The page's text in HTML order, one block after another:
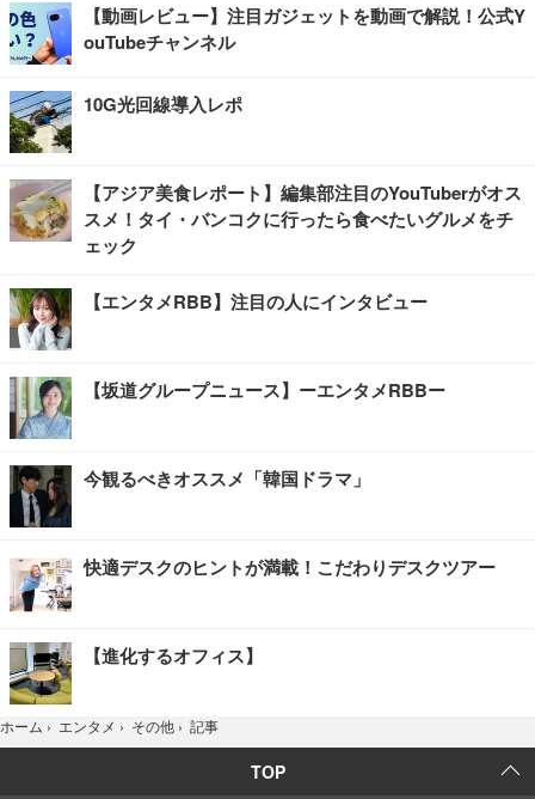
【動画レビュー】注目ガジェットを動画で解説！公式Y
ouTubeチャンネル
10G光回線導入レポ
【アジア美食レポート】編集部注目のYouTuberがオス
スメ！タイ・バンコクに行ったら食べたいグルメをチ
ェック
【エンタメRBB】注目の人にインタビュー
【坂道グループニュース】ーエンタメRBBー
今観るべきオススメ「韓国ドラマ」
快適デスクのヒントが満載！こだわりデスクツアー
【進化するオフィス】
ホーム › エンタメ › その他 › 記事
TOP